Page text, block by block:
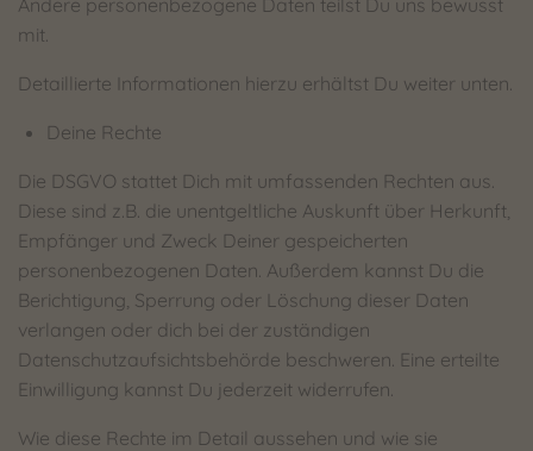
Andere personenbezogene Daten teilst Du uns bewusst
mit.
Detaillierte Informationen hierzu erhältst Du weiter unten.
Deine Rechte
Die DSGVO stattet Dich mit umfassenden Rechten aus.
Diese sind z.B. die unentgeltliche Auskunft über Herkunft,
Empfänger und Zweck Deiner gespeicherten
personenbezogenen Daten. Außerdem kannst Du die
Berichtigung, Sperrung oder Löschung dieser Daten
verlangen oder dich bei der zuständigen
Datenschutzaufsichtsbehörde beschweren. Eine erteilte
Einwilligung kannst Du jederzeit widerrufen.
Wie diese Rechte im Detail aussehen und wie sie